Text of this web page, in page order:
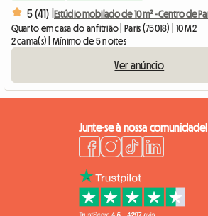
5 (41) |
Quarto em casa do anfitrião | Paris (75018) | 10 M2
2 cama(s) | Mínimo de 5 noites
Ver anúncio
Junte-se à nossa comunidade!